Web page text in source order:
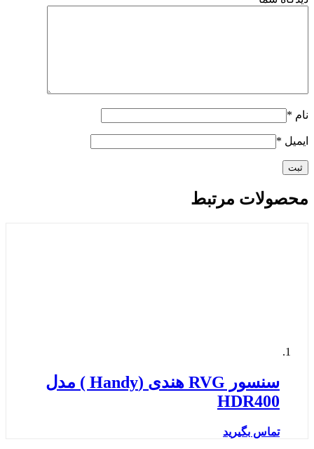
نام *
ایمیل *
محصولات مرتبط
سنسور RVG هندی (Handy ) مدل
HDR400
تماس بگیرید